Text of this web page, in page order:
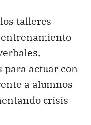
talleres
para actuar con
a alumnos
crisis